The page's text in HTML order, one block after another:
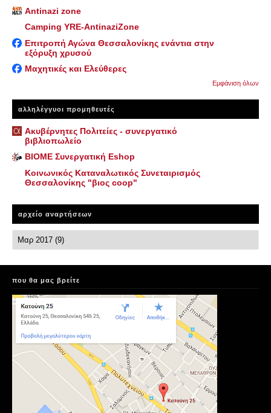
Antinazi zone
Camping YRE-AntinaziZone
Επιτροπή Αγώνα Θεσσαλονίκης ενάντια στην
εξόρυξη χρυσού
Μαχητικές και Ελεύθερες
Εμφάνιση όλων
αλληλέγγυοι προμηθευτές
Ακυβέρνητες Πολιτείες - συνεργατικό
βιβλιοπωλείο
ΒΙΟΜΕ Συνεργατική Eshop
Κοινωνικός Καταναλωτικός Συνεταιρισμός
Θεσσαλονίκης "βιος coop"
αρχείο αναρτήσεων
που θα μας βρείτε